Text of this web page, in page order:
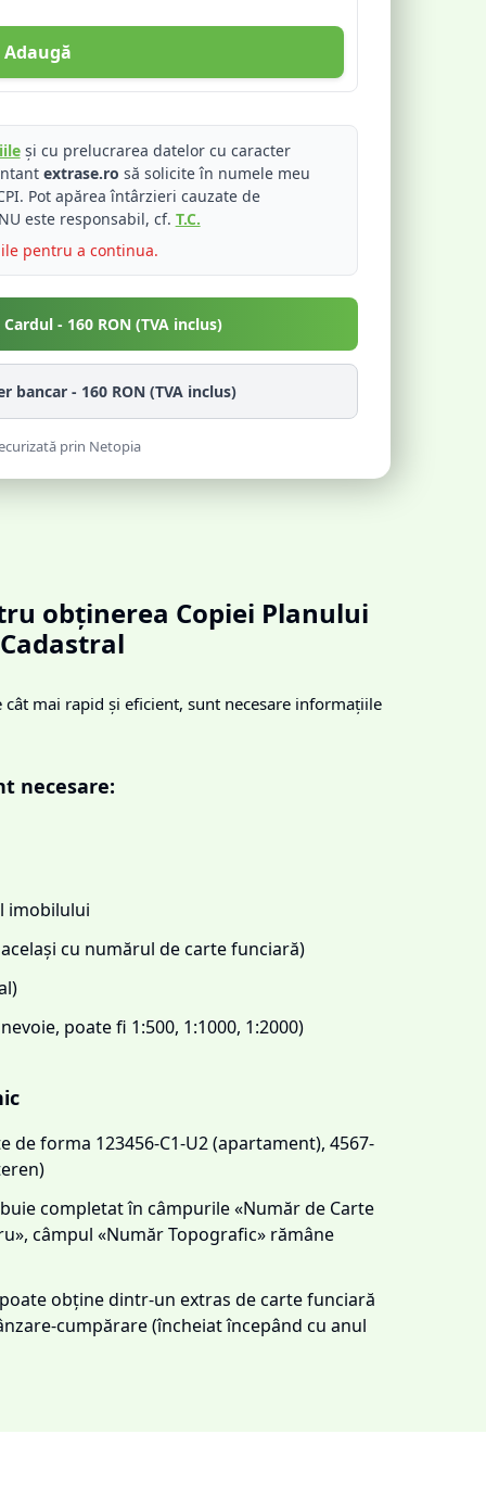
Adaugă
și cu prelucrarea datelor cu caracter
extrase.ro să solicite în numele meu
Pot apărea întârzieri cauzate de
este responsabil, cf. T.C.
pentru a continua.
- 160 RON (TVA inclus)
bancar - 160 RON (TVA inclus)
prin Netopia
obținerea Copiei Planului
Cadastral
cât mai rapid și eficient, sunt necesare informațiile
necesare:
imobilului
cu numărul de carte funciară)
poate fi 1:500, 1:1000, 1:2000)
forma 123456-C1-U2 (apartament), 4567-
completat în câmpurile «Număr de Carte
câmpul «Număr Topografic» rămâne
obține dintr-un extras de carte funciară
cumpărare (încheiat începând cu anul